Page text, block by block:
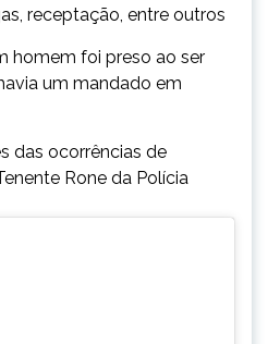
receptação, entre outros
homem foi preso ao ser
um mandado em
das ocorrências de
Rone da Polícia